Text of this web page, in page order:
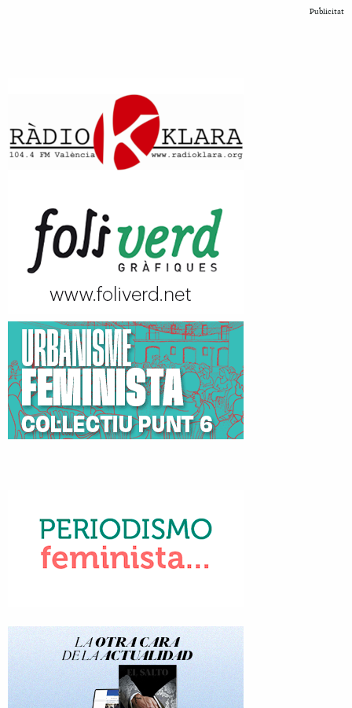
Publicitat